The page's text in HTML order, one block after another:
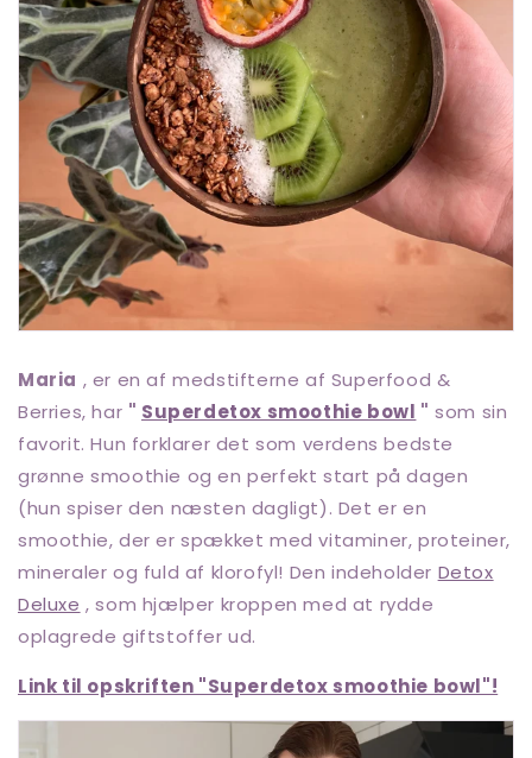
Maria , er en af ​​medstifterne af Superfood &
Berries, har " Superdetox smoothie bowl " som sin
favorit. Hun forklarer det som verdens bedste
grønne smoothie og en perfekt start på dagen
(hun spiser den næsten dagligt). Det er en
smoothie, der er spækket med vitaminer, proteiner,
mineraler og fuld af klorofyl! Den indeholder Detox
Deluxe , som hjælper kroppen med at rydde
oplagrede giftstoffer ud.
Link til opskriften "Superdetox smoothie bowl"!